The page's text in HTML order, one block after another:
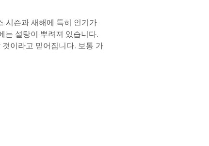
시즌과 새해에 특히 인기가
는 설탕이 뿌려져 있습니다.
이라고 믿어집니다. 보통 가